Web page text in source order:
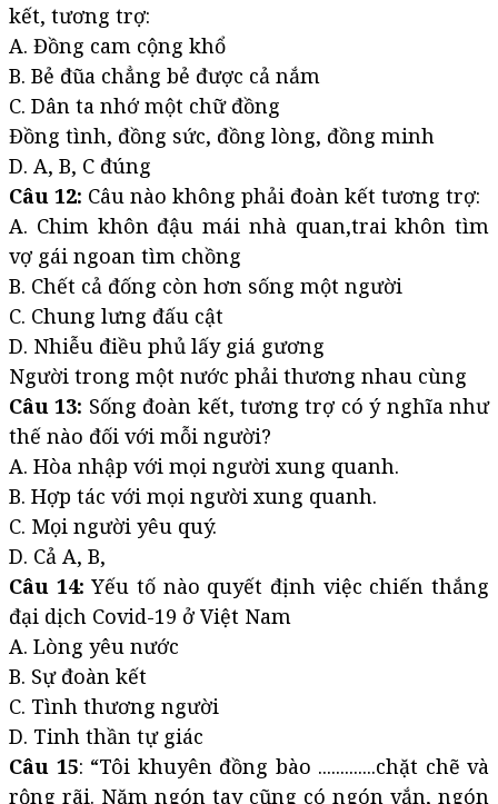
kết, tương trợ:
A. Đồng cam cộng khổ
B. Bẻ đũa chẳng bẻ được cả nắm
C. Dân ta nhớ một chữ đồng
Đồng tình, đồng sức, đồng lòng, đồng minh
D. A, B, C đúng
Câu 12: Câu nào không phải đoàn kết tương trợ:
A. Chim khôn đậu mái nhà quan,trai khôn tìm
vợ gái ngoan tìm chồng
B. Chết cả đống còn hơn sống một người
C. Chung lưng đấu cật
D. Nhiễu điều phủ lấy giá gương
Người trong một nước phải thương nhau cùng
Câu 13: Sống đoàn kết, tương trợ có ý nghĩa như
thế nào đối với mỗi người?
A. Hòa nhập với mọi người xung quanh.
B. Hợp tác với mọi người xung quanh.
C. Mọi người yêu quý.
D. Cả A, B,
Câu 14: Yếu tố nào quyết định việc chiến thắng
đại dịch Covid-19 ở Việt Nam
A. Lòng yêu nước
B. Sự đoàn kết
C. Tình thương người
D. Tinh thần tự giác
Câu 15: “Tôi khuyên đồng bào .............chặt chẽ và
rộng rãi. Năm ngón tay cũng có ngón vắn, ngón